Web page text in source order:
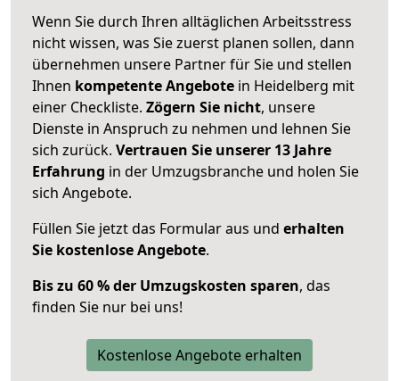
Wenn Sie durch Ihren alltäglichen Arbeitsstress
nicht wissen, was Sie zuerst planen sollen, dann
übernehmen unsere Partner für Sie und stellen
Ihnen kompetente Angebote in Heidelberg mit
einer Checkliste. Zögern Sie nicht, unsere
Dienste in Anspruch zu nehmen und lehnen Sie
sich zurück. Vertrauen Sie unserer 13 Jahre
Erfahrung in der Umzugsbranche und holen Sie
sich Angebote.
Füllen Sie jetzt das Formular aus und erhalten
Sie kostenlose Angebote.
Bis zu 60 % der Umzugskosten sparen, das
finden Sie nur bei uns!
Kostenlose Angebote erhalten